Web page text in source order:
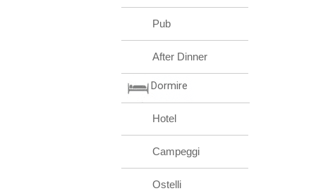
Pub
After Dinner
Dormire
Hotel
Campeggi
Ostelli